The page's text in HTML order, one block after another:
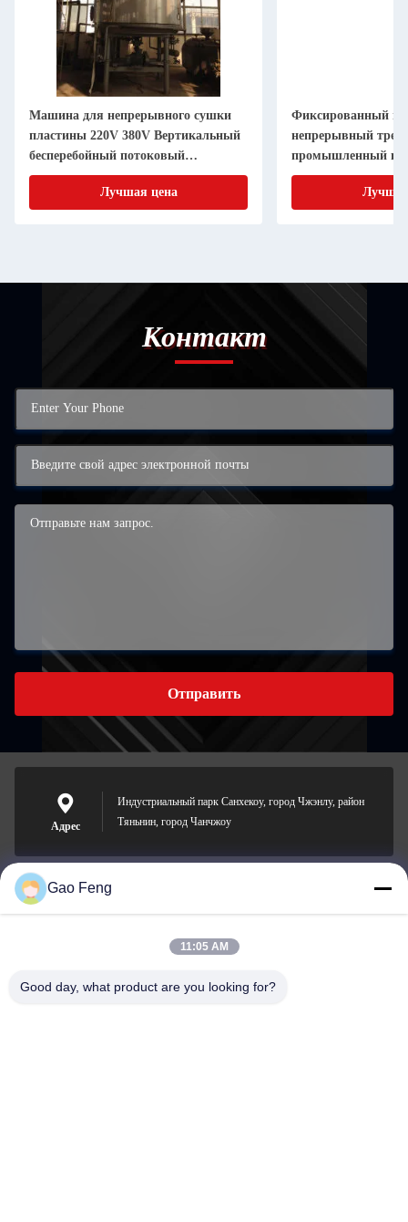
Машина для непрерывного сушки
пластины 220V 380V Вертикальный
бесперебойный потоковый
сушильщик зерна
Лучшая цена
Фиксированный
непрерывный
промышленный на
Контакт
Отправить
Адрес
Индустриальный парк Санхекоу, город Чжэнлу, район
Тяньнин, город Чанчжоу
suli@sulidry.com
Gao Feng
11:05 AM
Good day, what product are you looking for?